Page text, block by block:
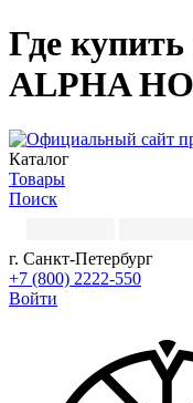
Где
ALPHA
Каталог
Товары
Поиск
г. Санкт-Петербург
+7 (800) 2222-550
Войти